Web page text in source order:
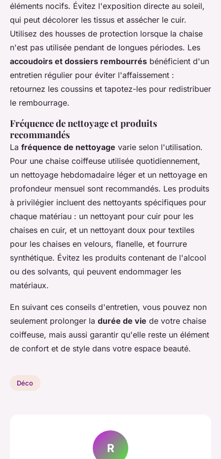
éléments nocifs. Évitez l'exposition directe au soleil,
qui peut décolorer les tissus et assécher le cuir.
Utilisez des housses de protection lorsque la chaise
n'est pas utilisée pendant de longues périodes. Les
accoudoirs et dossiers rembourrés bénéficient d'un
entretien régulier pour éviter l'affaissement :
retournez les coussins et tapotez-les pour redistribuer
le rembourrage.
Fréquence de nettoyage et produits
recommandés
La fréquence de nettoyage varie selon l'utilisation.
Pour une chaise coiffeuse utilisée quotidiennement,
un nettoyage hebdomadaire léger et un nettoyage en
profondeur mensuel sont recommandés. Les produits
à privilégier incluent des nettoyants spécifiques pour
chaque matériau : un nettoyant pour cuir pour les
chaises en cuir, et un nettoyant doux pour textiles
pour les chaises en velours, flanelle, et fourrure
synthétique. Évitez les produits contenant de l'alcool
ou des solvants, qui peuvent endommager les
matériaux.
En suivant ces conseils d'entretien, vous pouvez non
seulement prolonger la durée de vie de votre chaise
coiffeuse, mais aussi garantir qu'elle reste un élément
de confort et de style dans votre espace beauté.
Déco
R